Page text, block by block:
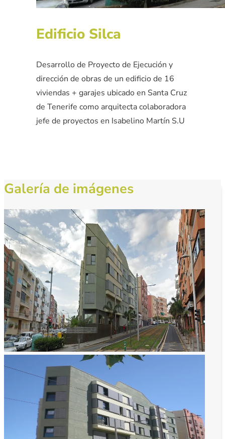
Edificio Silca
Desarrollo de Proyecto de Ejecución y
dirección de obras de un edificio de 16
viviendas + garajes ubicado en Santa Cruz
de Tenerife como arquitecta colaboradora
jefe de proyectos en Isabelino Martín S.U
Galería de imágenes